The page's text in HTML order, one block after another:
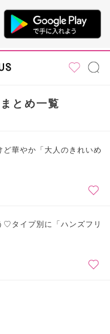
とめ一覧
華やか「大人のきれいめ
♡タイプ別に「ハンズフリ